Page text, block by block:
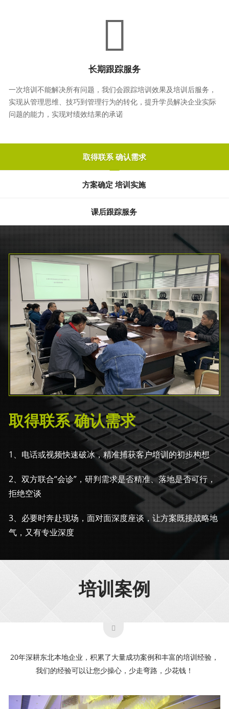
长期跟踪服务
一次培训不能解决所有问题，我们会跟踪培训效果及培训后服务，
实现从管理思维、技巧到管理行为的转化，提升学员解决企业实际
问题的能力，实现对绩效结果的承诺
取得联系 确认需求
方案确定 培训实施
课后跟踪服务
取得联系 确认需求
1、电话或视频快速破冰，精准捕获客户培训的初步构想
2、双方联合“会诊”，研判需求是否精准、落地是否可行，
拒绝空谈
3、必要时奔赴现场，面对面深度座谈，让方案既接战略地
气，又有专业深度
培训案例
20年深耕东北本地企业，积累了大量成功案例和丰富的培训经验，
我们的经验可以让您少操心，少走弯路，少花钱！